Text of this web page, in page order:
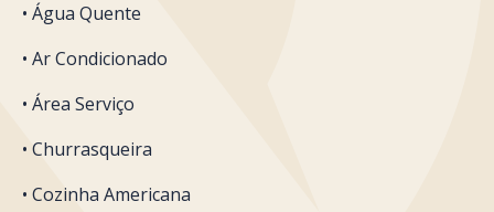
• Água Quente
• Ar Condicionado
• Área Serviço
• Churrasqueira
• Cozinha Americana